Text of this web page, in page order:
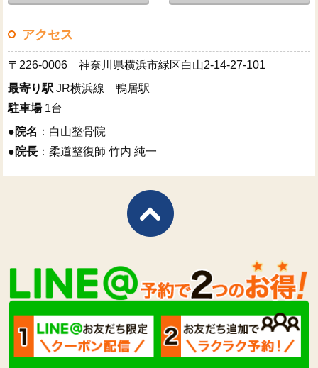
アクセス
〒226-0006 神奈川県横浜市緑区白山2-14-27-101
最寄り駅 JR横浜線 鴨居駅
駐車場1台
●院名 ：白山整骨院
●院長 ：柔道整復師 竹内 純一